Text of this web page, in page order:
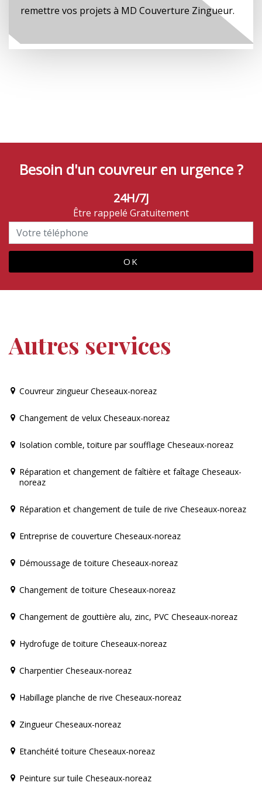
remettre vos projets à MD Couverture Zingueur.
Besoin d'un couvreur en urgence ?
24H/7J
Être rappelé Gratuitement
Autres services
Couvreur zingueur Cheseaux-noreaz
Changement de velux Cheseaux-noreaz
Isolation comble, toiture par soufflage Cheseaux-noreaz
Réparation et changement de faîtière et faîtage Cheseaux-
noreaz
Réparation et changement de tuile de rive Cheseaux-noreaz
Entreprise de couverture Cheseaux-noreaz
Démoussage de toiture Cheseaux-noreaz
Changement de toiture Cheseaux-noreaz
Changement de gouttière alu, zinc, PVC Cheseaux-noreaz
Hydrofuge de toiture Cheseaux-noreaz
Charpentier Cheseaux-noreaz
Habillage planche de rive Cheseaux-noreaz
Zingueur Cheseaux-noreaz
Etanchéité toiture Cheseaux-noreaz
Peinture sur tuile Cheseaux-noreaz